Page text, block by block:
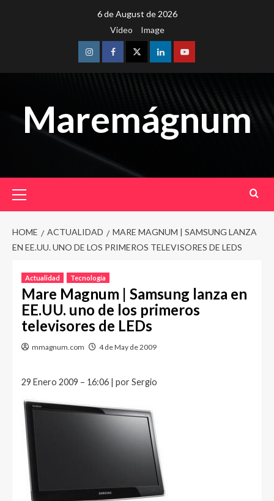
6 de August de 2026
Video
Image
InstagramFacebookTwitterLinkedinYoutube
Maremágnum
Menu
HOME ACTUALIDAD
MARE MAGNUM | SAMSUNG LANZA
EN EE.UU. UNO DE LOS PRIMEROS TELEVISORES DE LEDS
Actualidad Tecnología
Mare Magnum | Samsung lanza en
EE.UU. uno de los primeros
televisores de LEDs
mmagnum.com 4 de May de 2009
29 Enero 2009 – 16:06 | por Sergio